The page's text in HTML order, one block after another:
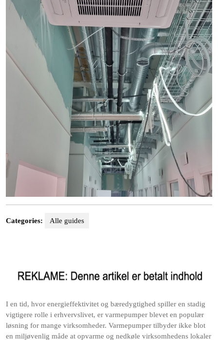
Categories: Alle guides
I en tid, hvor energieffektivitet og bæredygtighed spiller en stadig
vigtigere rolle i erhvervslivet, er varmepumper blevet en populær
løsning for mange virksomheder. Varmepumper tilbyder ikke blot
en miljøvenlig måde at opvarme og nedkøle virksomhedens lokaler